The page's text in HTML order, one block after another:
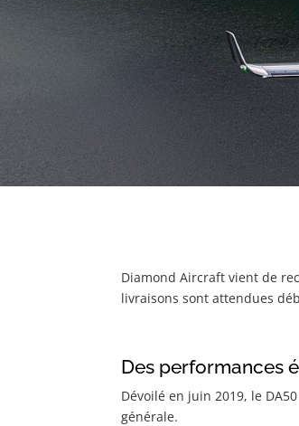
Diamond Aircraft vient de
livraisons sont attendues
Des performances
Dévoilé en juin 2019, le
générale.